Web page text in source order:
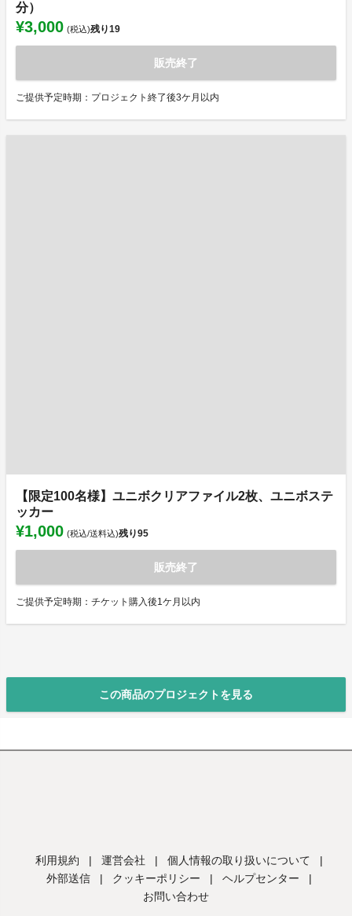
分）
¥3,000 (税込)残り19
販売終了
ご提供予定時期：プロジェクト終了後3ケ月以内
【限定100名様】ユニボクリアファイル2枚、ユニボステ
ッカー
¥1,000 (税込/送料込)残り95
販売終了
ご提供予定時期：チケット購入後1ケ月以内
この商品のプロジェクトを見る
利用規約 | 運営会社 | 個人情報の取り扱いについて
|
外部送信
| クッキーポリシー | ヘルプセンター
|
お問い合わせ